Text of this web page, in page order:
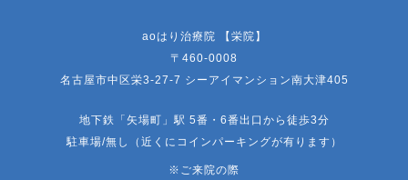
aoはり治療院 【栄院】
〒460-0008
名古屋市中区栄3-27-7 シーアイマンション南大津405
地下鉄「矢場町」駅 5番・6番出口から徒歩3分
駐車場/無し（近くにコインパーキングが有ります）
※ご来院の際